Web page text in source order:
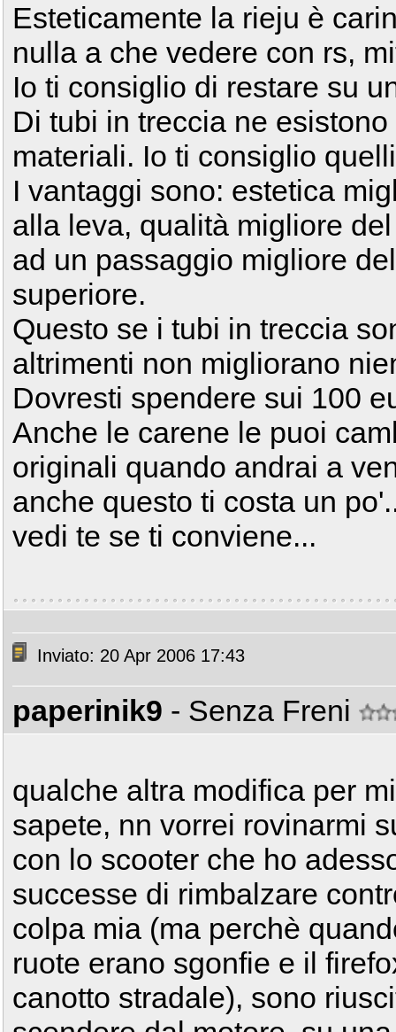
Esteticamente la rieju è
nulla a che vedere con rs,
Io ti consiglio di restare su
Di tubi in treccia ne
materiali. Io ti consiglio
I vantaggi sono: estetica
alla leva, qualità migliore
ad un passaggio migliore
superiore.
Questo se i tubi in treccia
altrimenti non migliorano
Dovresti spendere sui 100
Anche le carene le puoi
originali quando andrai a
anche questo ti costa un
vedi te se ti conviene...
Inviato: 20 Apr 2006 17:43
paperinik9 - Senza Freni
qualche altra modifica per
sapete, nn vorrei rovinarmi
con lo scooter che ho
successe di rimbalzare
colpa mia (ma perchè
ruote erano sgonfie e il
canotto stradale), sono